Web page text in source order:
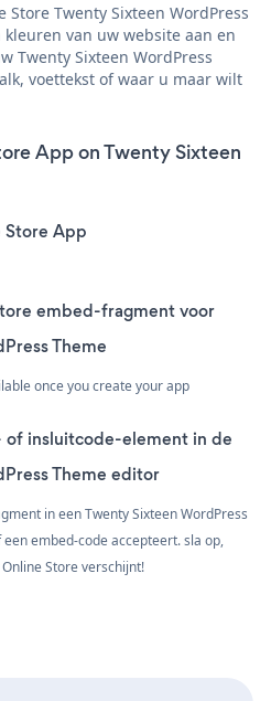
Twenty Sixteen WordPress
van uw website aan en
Twenty Sixteen WordPress
voettekst of waar u maar wilt
App on Twenty Sixteen
Store App
embed-fragment voor
Theme
once you create your app
of insluitcode-element in de
Theme editor
in een Twenty Sixteen WordPress
embed-code accepteert. sla op,
Store verschijnt!